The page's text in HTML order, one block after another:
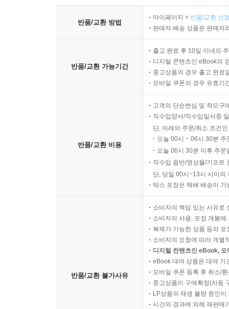
반품/교환 방법
마이페이지 > 반품/교환 신
판매자 배송 상품은 판매자
반품/교환 가능기간
출고 완료 후 10일 이내의
디지털 콘텐츠인 eBook의
중고상품의 경우 출고 완료
모바일 쿠폰의 경우 유효기
반품/교환 비용
고객의 단순변심 및 착오구
직수입양서/직수입일서중
단, 아래의 주문/취소 조건
오늘 00시 ~ 06시 30분
오늘 06시 30분 이후 주
직수입 음반/영상물/기프트
단, 당일 00시~13시 사이의
박스 포장은 택배 배송이
반품/교환 불가사유
소비자의 책임 있는 사유로
소비자의 사용, 포장 개봉
복제가 가능한 상품 등의
소비자의 요청에 따라 개별
디지털 컨텐츠인 eBook,
eBook 대여 상품은 대여 기
모바일 쿠폰 등록 후 취소/
중고상품이 구매확정(자동
LP상품의 재생 불량 원인
시간의 경과에 의해 재판매